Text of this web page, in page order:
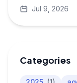
Jul 9, 2026
Categories